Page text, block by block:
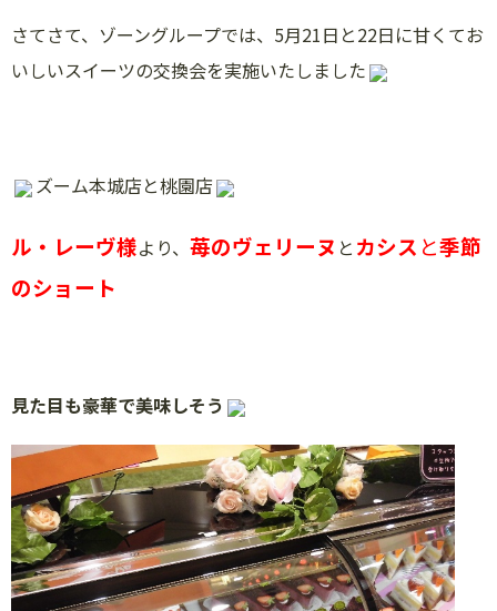
さてさて、ゾーングループでは、5月21日と22日に甘くてお
いしいスイーツの交換会を実施いたしました
ズーム本城店と桃園店
ル・レーヴ様より、 苺のヴェリーヌ と カシス と季節
のショート
見た目も豪華で美味しそう